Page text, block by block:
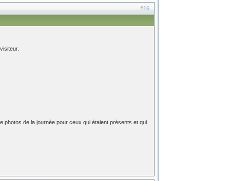
#16
photos de la journée pour ceux qui étaient présents et qui